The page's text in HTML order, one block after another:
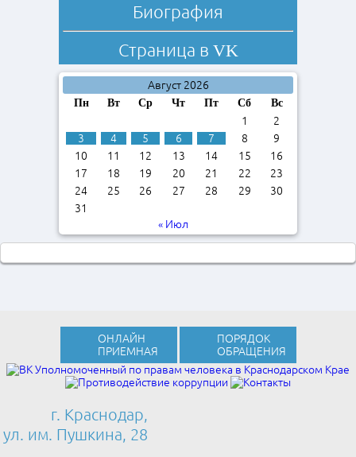
Биография
Страница в VK
Август 2026
Пн Вт Ср Чт Пт Сб Вс
1
2
3
4 5 6 7 8
9
10
11 12 13 14 15
16
17
18 19 20 21 22
23
24
25 26 27 28 29
30
31
« Июл
ОНЛАЙН
ПРИЕМНАЯ
ПОРЯДОК
ОБРАЩЕНИЯ
г. Краснодар,
ул. им. Пушкина, 28